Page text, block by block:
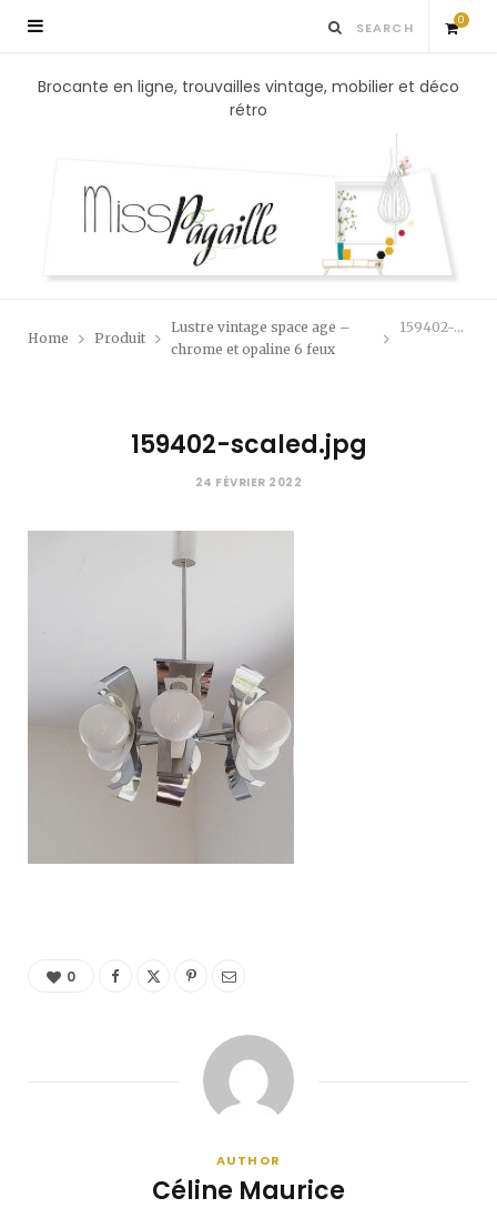
0
S
p
Brocante en ligne, trouvailles vintage, mobilier et déco
rétro
Home Produit
Lustre vintage space age –
chrome et opaline 6 feux
159402-scaled.jpg
159402-scaled.jpg
24 FÉVRIER 2022
0
AUTHOR
Céline Maurice